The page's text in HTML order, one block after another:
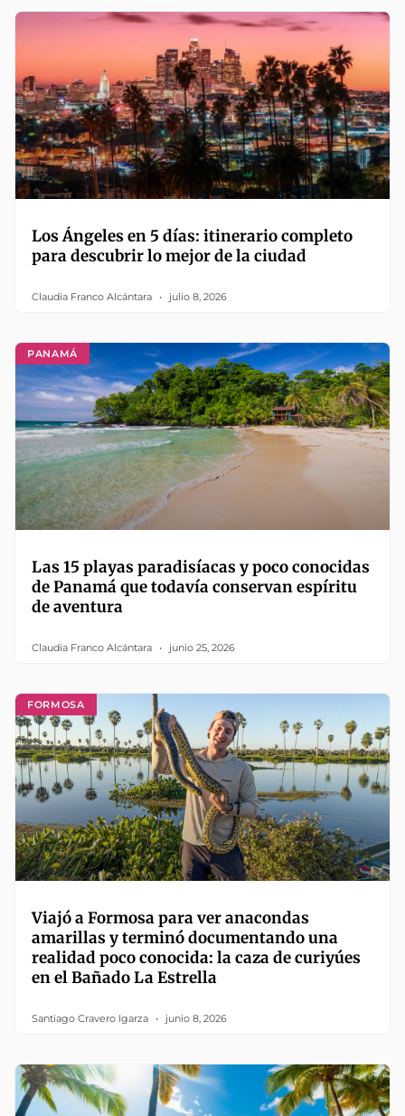
Los Ángeles en 5 días: itinerario completo
para descubrir lo mejor de la ciudad
Claudia Franco Alcántara julio 8, 2026
PANAMÁ
Las 15 playas paradisíacas y poco conocidas
de Panamá que todavía conservan espíritu
de aventura
Claudia Franco Alcántara junio 25, 2026
FORMOSA
Viajó a Formosa para ver anacondas
amarillas y terminó documentando una
realidad poco conocida: la caza de curiyúes
en el Bañado La Estrella
Santiago Cravero Igarza junio 8, 2026